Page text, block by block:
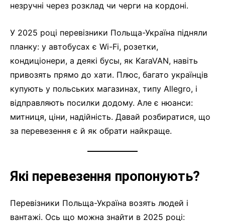
незручні через розклад чи черги на кордоні.
У 2025 році перевізники Польща-Україна підняли
планку: у автобусах є Wi-Fi, розетки,
кондиціонери, а деякі бусы, як KaraVAN, навіть
привозять прямо до хати. Плюс, багато українців
купують у польських магазинах, типу Allegro, і
відправляють посилки додому. Але є нюанси:
митниця, ціни, надійність. Давай розбиратися, що
за перевезення є й як обрати найкраще.
Які перевезення пропонують?
Перевізники Польща-Україна возять людей і
вантажі. Ось що можна знайти в 2025 році: